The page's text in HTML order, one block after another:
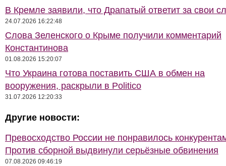
В Кремле заявили, что Драпатый ответит за свои
24.07.2026 16:22:48
Слова Зеленского о Крыме получили комментарий
Константинова
01.08.2026 15:20:07
Что Украина готова поставить США в обмен на
вооружения, раскрыли в Politico
31.07.2026 12:20:33
Другие новости:
Превосходство России не понравилось
Против сборной выдвинули серьёзные обвинения
07.08.2026 09:46:19